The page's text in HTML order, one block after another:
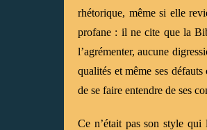
rhétorique, même si elle
profane : il ne cite que la
l’agrémenter, aucune
qualités et même ses
de se faire entendre de ses
Ce n’était pas son style qui